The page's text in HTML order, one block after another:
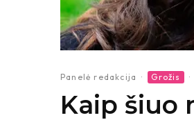
Panelė redakcija · Grožis ·
Kaip šiuo